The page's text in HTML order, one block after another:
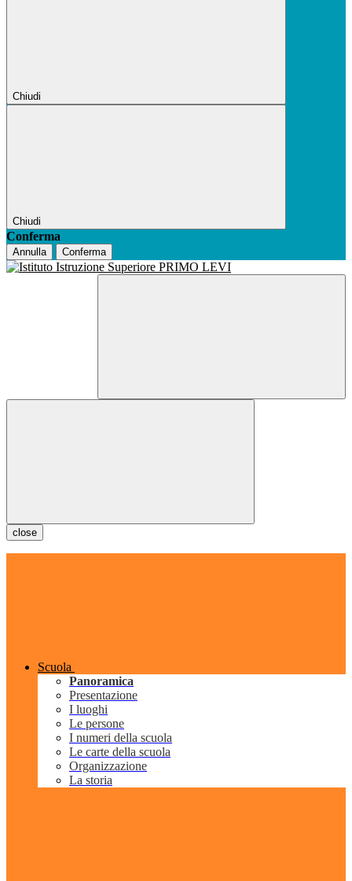
Chiudi
Chiudi
Conferma
Annulla Conferma
close
Scuola
Panoramica
Presentazione
I luoghi
Le persone
I numeri della scuola
Le carte della scuola
Organizzazione
La storia